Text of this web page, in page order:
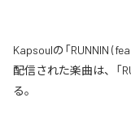
Kapsoulの「RUNNIN
配信された楽曲は、「
る。